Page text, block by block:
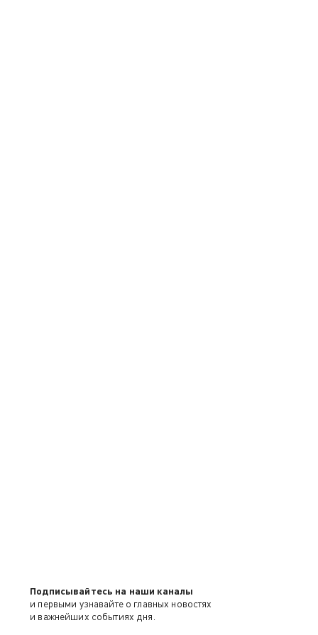
Подписывайтесь на наши каналы
и первыми узнавайте о главных новостях
и важнейших событиях дня.